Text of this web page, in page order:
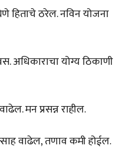
हिताचे ठरेल. नविन योजना
अधिकाराचा योग्य ठिकाणी
मन प्रसन्न राहील.
वाढेल, तणाव कमी होईल.